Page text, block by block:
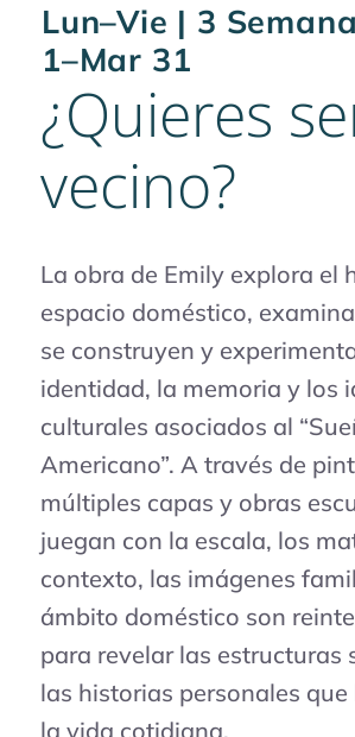
Lun–Vie | 3
1–Mar 31
¿Quieres
vecino?
La obra de Emily explora el
espacio doméstico,
se construyen y
identidad, la memoria y los
culturales asociados al
Americano”. A través de
múltiples capas y obras
juegan con la escala, los
contexto, las imágenes
ámbito doméstico son
para revelar las estructuras
las historias personales
la vida cotidiana.